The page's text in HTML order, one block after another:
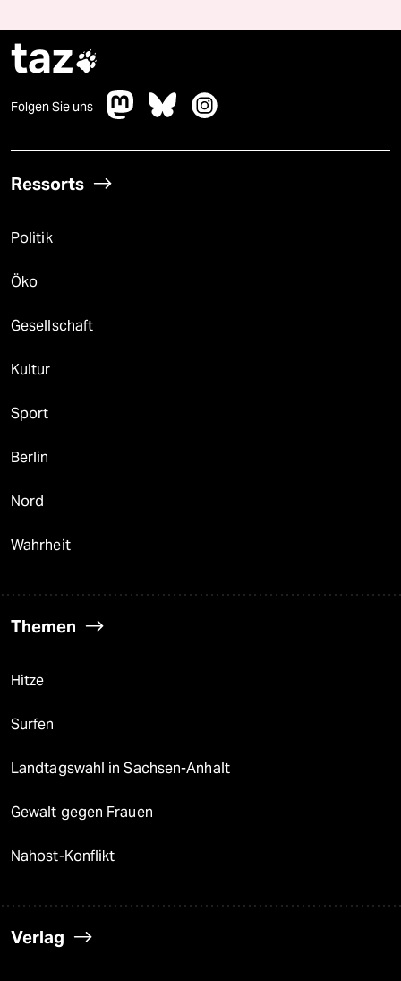
taz
Folgen Sie uns
Ressorts
Politik
Öko
Gesellschaft
Kultur
Sport
Berlin
Nord
Wahrheit
Themen
Hitze
Surfen
Landtagswahl in Sachsen-Anhalt
Gewalt gegen Frauen
Nahost-Konflikt
Verlag